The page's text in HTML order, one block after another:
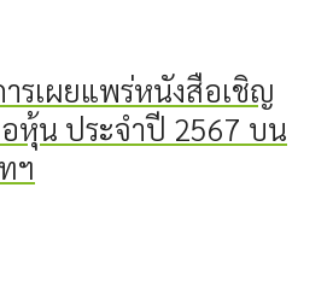
รเผยแพร่หนังสือเชิญ
หุ้น ประจำปี 2567 บน
ฯ